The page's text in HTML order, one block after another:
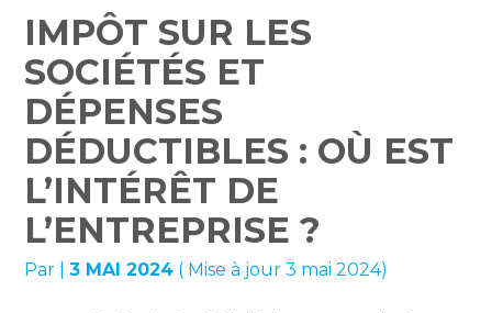
IMPÔT SUR LES
SOCIÉTÉS ET
DÉPENSES
DÉDUCTIBLES : OÙ EST
L’INTÉRÊT DE
L’ENTREPRISE ?
Par |3 MAI 2024 ( Mise à jour 3 mai 2024)